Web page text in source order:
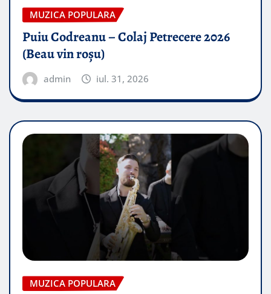
MUZICA POPULARA
Puiu Codreanu – Colaj Petrecere 2026
(Beau vin roșu)
admin iul. 31, 2026
MUZICA POPULARA